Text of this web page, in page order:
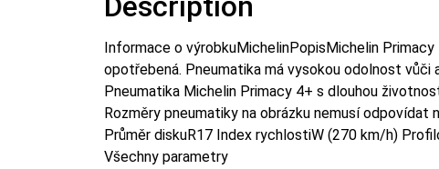
Informace o výrobkuMichelinPopisMichelin
opotřebená. Pneumatika má vysokou odolnost vůči
Pneumatika Michelin Primacy 4+ s dlouhou
Rozměry pneumatiky na obrázku nemusí
Průměr diskuR17 Index rychlostiW (270 km/h)
Všechny parametry